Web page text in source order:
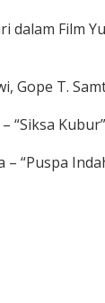
dalam Film
Gope T.
“Siksa Kubur”
– “Puspa